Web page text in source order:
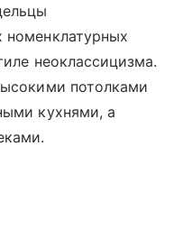
номенклатурных
неоклассицизма.
потолками
кухнями, а